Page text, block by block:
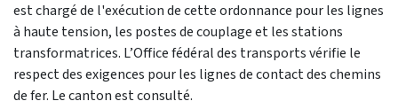
est chargé de l'exécution de cette ordonnance pour les lignes
à haute tension, les postes de couplage et les stations
transformatrices. L’Office fédéral des transports vérifie le
respect des exigences pour les lignes de contact des chemins
de fer. Le canton est consulté.